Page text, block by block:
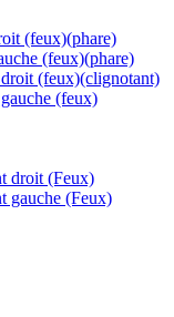
(feux)(phare)
(feux)(phare)
(feux)(clignotant)
(feux)
droit (Feux)
gauche (Feux)